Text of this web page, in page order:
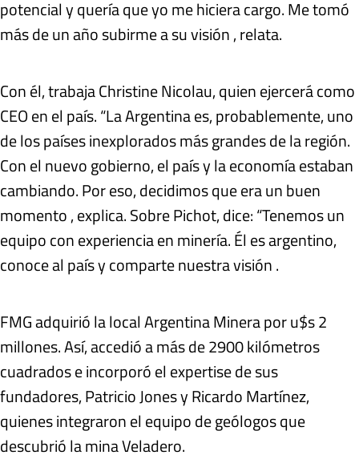
potencial y quería que yo me hiciera cargo. Me tomó
más de un año subirme a su visión , relata.
Con él, trabaja Christine Nicolau, quien ejercerá como
CEO en el país. “La Argentina es, probablemente, uno
de los países inexplorados más grandes de la región.
Con el nuevo gobierno, el país y la economía estaban
cambiando. Por eso, decidimos que era un buen
momento , explica. Sobre Pichot, dice: “Tenemos un
equipo con experiencia en minería. Él es argentino,
conoce al país y comparte nuestra visión .
FMG adquirió la local Argentina Minera por u$s 2
millones. Así, accedió a más de 2900 kilómetros
cuadrados e incorporó el expertise de sus
fundadores, Patricio Jones y Ricardo Martínez,
quienes integraron el equipo de geólogos que
descubrió la mina Veladero.